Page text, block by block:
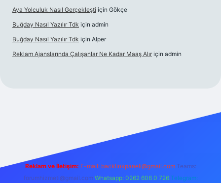
Aya Yolculuk Nasıl Gerçekleşti için Gökçe
Buğday Nasıl Yazılır Tdk için admin
Buğday Nasıl Yazılır Tdk için Alper
Reklam Ajanslarında Çalışanlar Ne Kadar Maaş Alır için admin
Reklam ve İletişim: E-mail: backlinkpaneli@gmail.com Teams:
forumhizmeti@gmail.com Whatsapp: 0262 606 0 726 Telegram: